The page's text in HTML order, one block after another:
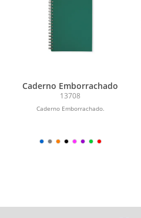
Caderno Emborrachado
13708
Caderno Emborrachado.